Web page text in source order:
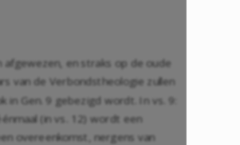
afgewezen, en straks op de oude
van de Verbondstheologie zullen
in Gen. 9 gebezigd wordt. In vs. 9:
(in vs. 12) wordt een
overeenkomst, nergens van